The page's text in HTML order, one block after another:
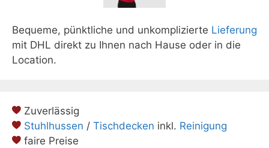
Bequeme, pünktliche und unkomplizierte Lieferung
mit DHL direkt zu Ihnen nach Hause oder in die
Location.
Zuverlässig
Stuhlhussen / Tischdecken inkl. Reinigung
faire Preise